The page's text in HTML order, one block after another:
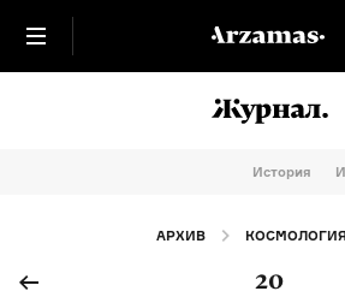
История
АРХИВ
20